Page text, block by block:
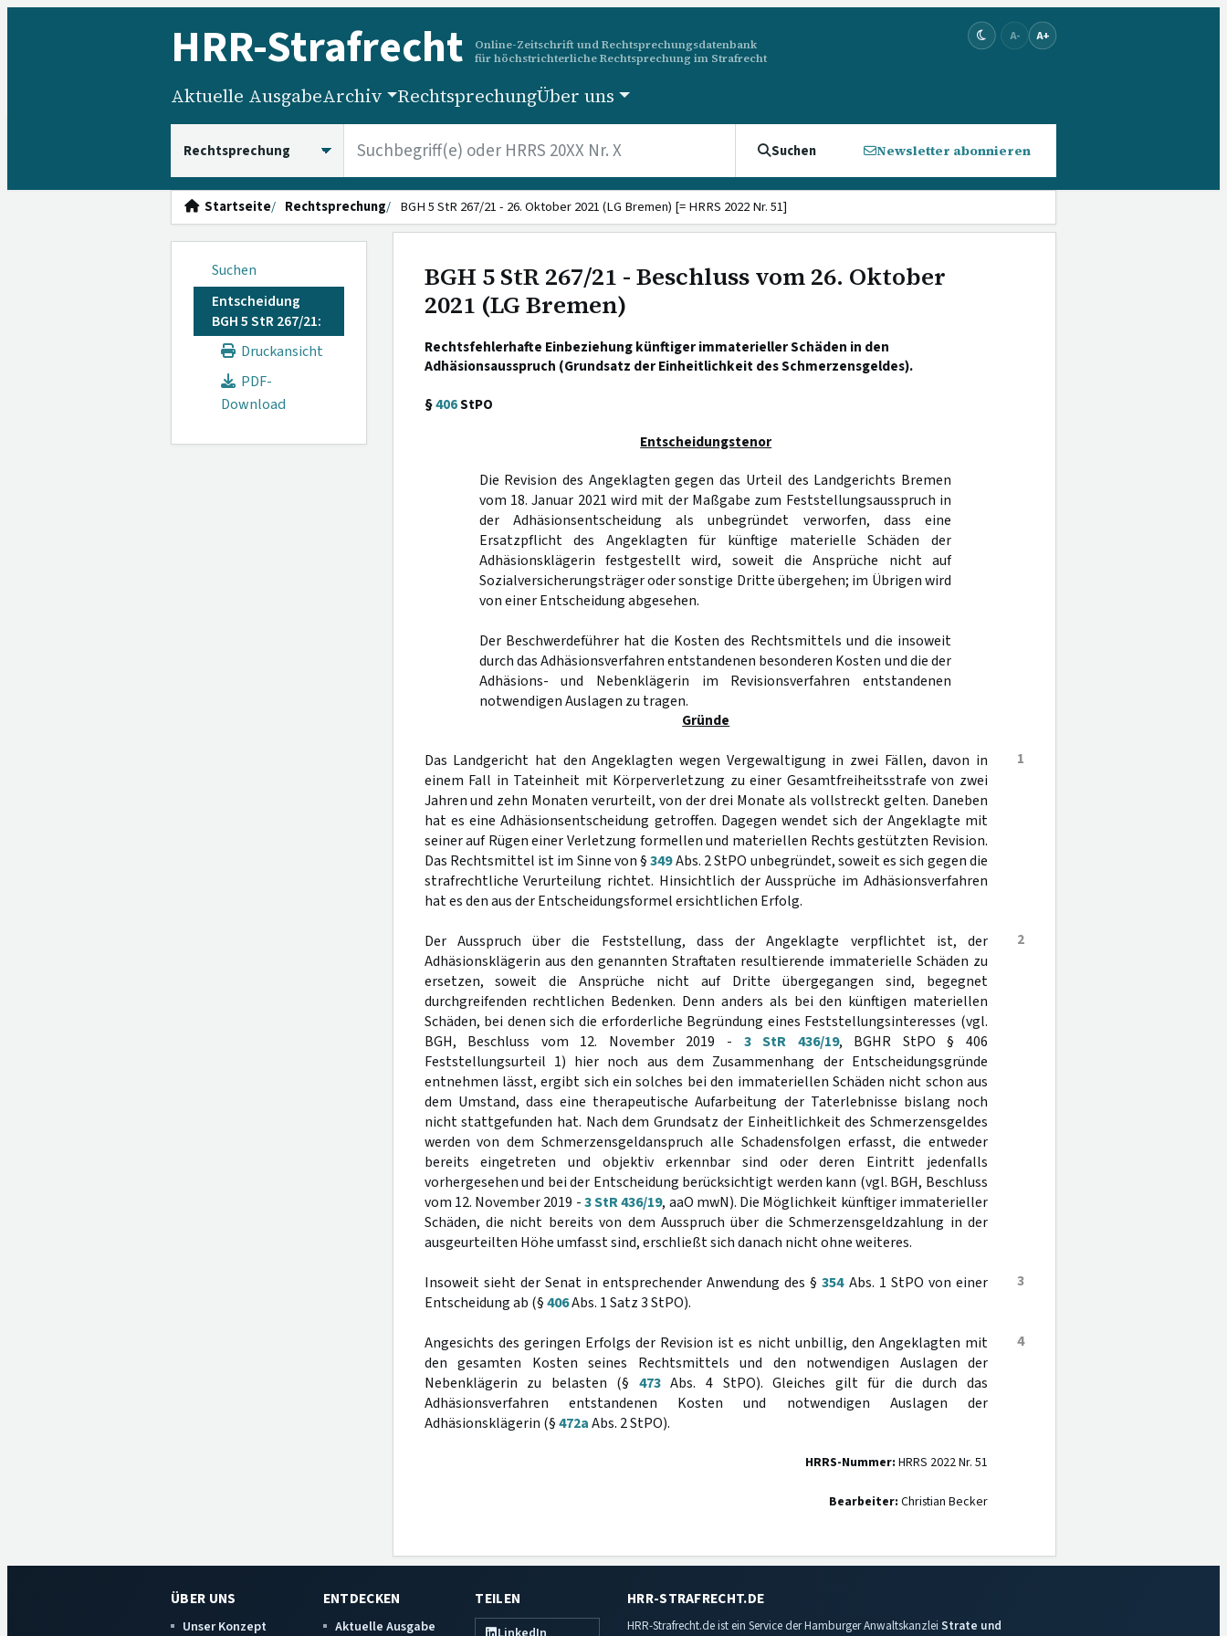
HRR-Strafrecht
Online-Zeitschrift und Rechtsprechungsdatenbank
für höchstrichterliche Rechtsprechung im Strafrecht
A- A+
Aktuelle AusgabeArchiv RechtsprechungÜber uns
Suchen Newsletter abonnieren
Startseite Rechtsprechung BGH 5 StR 267/21 - 26. Oktober 2021 (LG Bremen) [= HRRS 2022 Nr. 51]
Suchen
Entscheidung
BGH 5 StR 267/21:
Druckansicht
PDF-
Download
BGH 5 StR 267/21 - Beschluss vom 26. Oktober
2021 (LG Bremen)
Rechtsfehlerhafte Einbeziehung künftiger immaterieller Schäden in den
Adhäsionsausspruch (Grundsatz der Einheitlichkeit des Schmerzensgeldes).
§406StPO
Entscheidungstenor
Die Revision des Angeklagten gegen das Urteil des Landgerichts Bremen
vom 18. Januar 2021 wird mit der Maßgabe zum Feststellungsausspruch in
der Adhäsionsentscheidung als unbegründet verworfen, dass eine
Ersatzpflicht des Angeklagten für künftige materielle Schäden der
Adhäsionsklägerin festgestellt wird, soweit die Ansprüche nicht auf
Sozialversicherungsträger oder sonstige Dritte übergehen; im Übrigen wird
von einer Entscheidung abgesehen.
Der Beschwerdeführer hat die Kosten des Rechtsmittels und die insoweit
durch das Adhäsionsverfahren entstandenen besonderen Kosten und die der
Adhäsions- und Nebenklägerin im Revisionsverfahren entstandenen
notwendigen Auslagen zu tragen.
Gründe
1
Das Landgericht hat den Angeklagten wegen Vergewaltigung in zwei Fällen, davon in
einem Fall in Tateinheit mit Körperverletzung zu einer Gesamtfreiheitsstrafe von zwei
Jahren und zehn Monaten verurteilt, von der drei Monate als vollstreckt gelten. Daneben
hat es eine Adhäsionsentscheidung getroffen. Dagegen wendet sich der Angeklagte mit
seiner auf Rügen einer Verletzung formellen und materiellen Rechts gestützten Revision.
Das Rechtsmittel ist im Sinne von §349Abs. 2 StPO unbegründet, soweit es sich gegen die
strafrechtliche Verurteilung richtet. Hinsichtlich der Aussprüche im Adhäsionsverfahren
hat es den aus der Entscheidungsformel ersichtlichen Erfolg.
2
Der Ausspruch über die Feststellung, dass der Angeklagte verpflichtet ist, der
Adhäsionsklägerin aus den genannten Straftaten resultierende immaterielle Schäden zu
ersetzen, soweit die Ansprüche nicht auf Dritte übergegangen sind, begegnet
durchgreifenden rechtlichen Bedenken. Denn anders als bei den künftigen materiellen
Schäden, bei denen sich die erforderliche Begründung eines Feststellungsinteresses (vgl.
BGH, Beschluss vom 12. November 2019 - 3 StR 436/19, BGHR StPO § 406
Feststellungsurteil 1) hier noch aus dem Zusammenhang der Entscheidungsgründe
entnehmen lässt, ergibt sich ein solches bei den immateriellen Schäden nicht schon aus
dem Umstand, dass eine therapeutische Aufarbeitung der Taterlebnisse bislang noch
nicht stattgefunden hat. Nach dem Grundsatz der Einheitlichkeit des Schmerzensgeldes
werden von dem Schmerzensgeldanspruch alle Schadensfolgen erfasst, die entweder
bereits eingetreten und objektiv erkennbar sind oder deren Eintritt jedenfalls
vorhergesehen und bei der Entscheidung berücksichtigt werden kann (vgl. BGH, Beschluss
vom 12. November 2019 -3 StR 436/19, aaO mwN). Die Möglichkeit künftiger immaterieller
Schäden, die nicht bereits von dem Ausspruch über die Schmerzensgeldzahlung in der
ausgeurteilten Höhe umfasst sind, erschließt sich danach nicht ohne weiteres.
3
Insoweit sieht der Senat in entsprechender Anwendung des §354Abs. 1 StPO von einer
Entscheidung ab (§406Abs. 1 Satz 3 StPO).
4
Angesichts des geringen Erfolgs der Revision ist es nicht unbillig, den Angeklagten mit
den gesamten Kosten seines Rechtsmittels und den notwendigen Auslagen der
Nebenklägerin zu belasten (§ 473Abs. 4 StPO). Gleiches gilt für die durch das
Adhäsionsverfahren entstandenen Kosten und notwendigen Auslagen der
Adhäsionsklägerin (§472aAbs. 2 StPO).
HRRS-Nummer: HRRS 2022 Nr. 51
Bearbeiter: Christian Becker
ÜBER UNS
Unser Konzept
ENTDECKEN
Aktuelle Ausgabe
TEILEN HRR-STRAFRECHT.DE
HRR-Strafrecht.de ist ein Service der Hamburger Anwaltskanzlei Strate und